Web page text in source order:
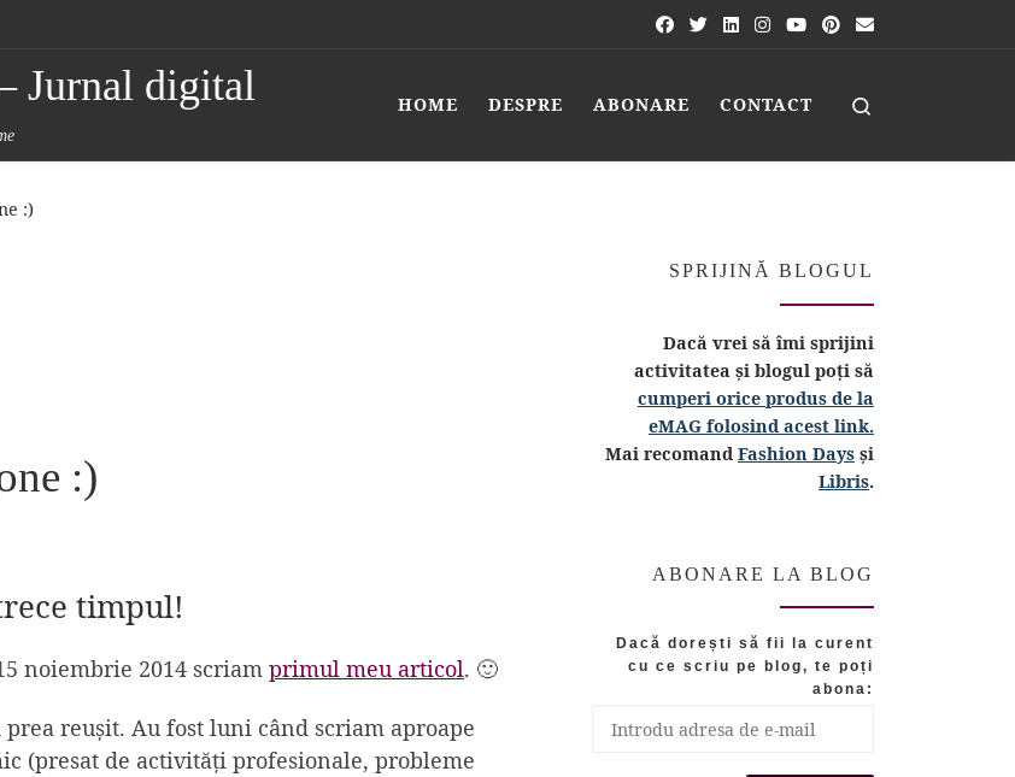
Jurnal digital HOME DESPRE ABONARE CONTACT
:)
:)
timpul!
noiembrie 2014 scriam primul meu articol. 🙂
reușit. Au fost luni când scriam aproape
(presat de activități profesionale, probleme
SPRIJINĂ BLOGUL
Dacă vrei să îmi sprijini
activitatea și blogul poți să
cumperi orice produs de la
eMAG folosind acest link.
Mai recomand Fashion Days și
Libris.
ABONARE LA BLOG
Dacă dorești să fii la curent
cu ce scriu pe blog, te poți
abona: